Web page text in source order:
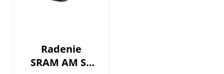
Radenie
SRAM AM SL